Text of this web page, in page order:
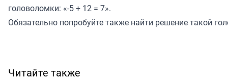
головоломки: «-5 + 12 = 7».
Обязательно попробуйте также найти решениетакой
Читайте также